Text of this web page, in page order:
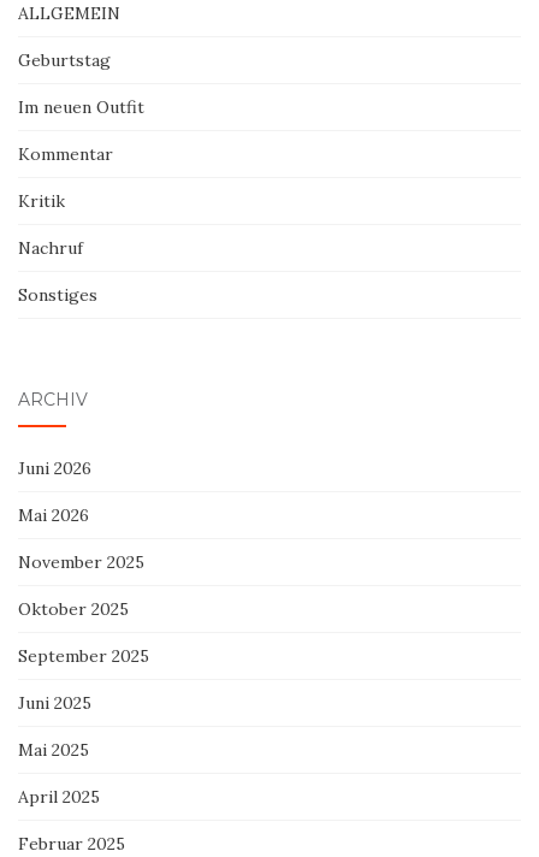
ALLGEMEIN
Geburtstag
Im neuen Outfit
Kommentar
Kritik
Nachruf
Sonstiges
ARCHIV
Juni 2026
Mai 2026
November 2025
Oktober 2025
September 2025
Juni 2025
Mai 2025
April 2025
Februar 2025